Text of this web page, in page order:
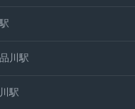
川駅
駅